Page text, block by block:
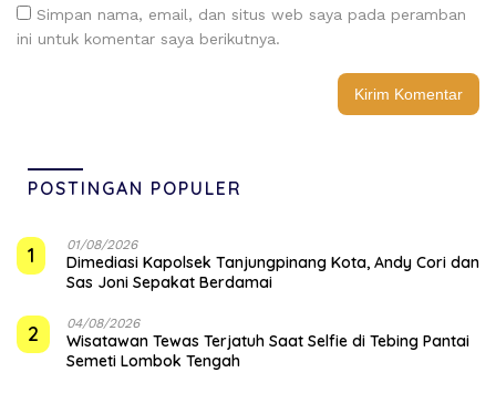
Simpan nama, email, dan situs web saya pada peramban
ini untuk komentar saya berikutnya.
POSTINGAN POPULER
1 01/08/2026
Dimediasi Kapolsek Tanjungpinang Kota, Andy Cori dan
Sas Joni Sepakat Berdamai
2 04/08/2026
Wisatawan Tewas Terjatuh Saat Selfie di Tebing Pantai
Semeti Lombok Tengah